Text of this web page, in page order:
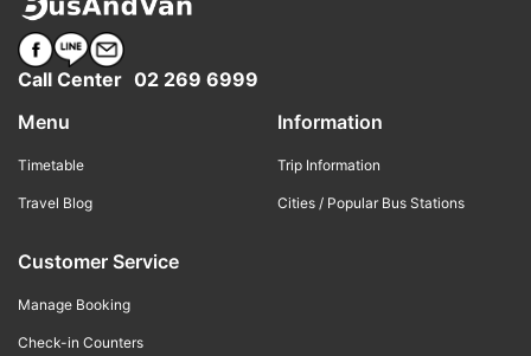
Call Center 02 269 6999
Menu
Timetable
Travel Blog
Information
Trip Information
Cities / Popular Bus Stations
Customer Service
Manage Booking
Check-in Counters